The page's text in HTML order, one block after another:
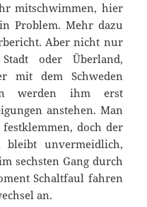
mitschwimmen, hier
Problem. Mehr dazu
Aber nicht nur
oder Überland,
mit dem Schweden
werden ihm erst
anstehen. Man
doch der
bleibt unvermeidlich,
sechsten Gang durch
Schaltfaul fahren
an.